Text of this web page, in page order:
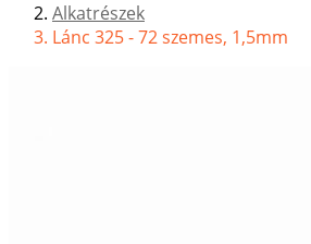
Alkatrészek
Lánc 325 - 72 szemes, 1,5mm